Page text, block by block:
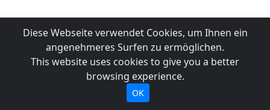
Diese Webseite verwendet Cookies, um Ihnen ein
angenehmeres Surfen zu ermöglichen.
This website uses cookies to give you a better
browsing experience.
OK